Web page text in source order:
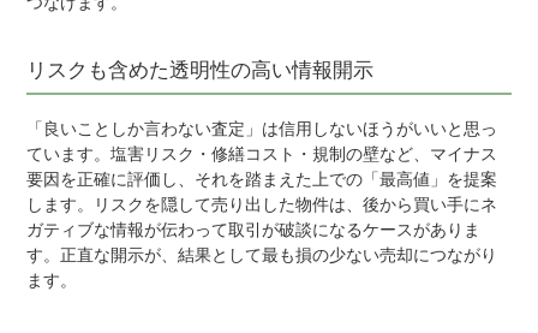
リスクも含めた透明性の高い情報開示
「良いことしか言わない査定」は信用しないほうがいいと思っ
ています。塩害リスク・修繕コスト・規制の壁など、マイナス
要因を正確に評価し、それを踏まえた上での「最高値」を提案
します。リスクを隠して売り出した物件は、後から買い手にネ
ガティブな情報が伝わって取引が破談になるケースがありま
す。正直な開示が、結果として最も損の少ない売却につながり
ます。